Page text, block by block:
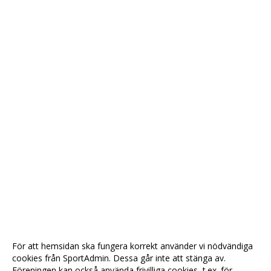
För att hemsidan ska fungera korrekt använder vi nödvändiga
cookies från SportAdmin. Dessa går inte att stänga av.